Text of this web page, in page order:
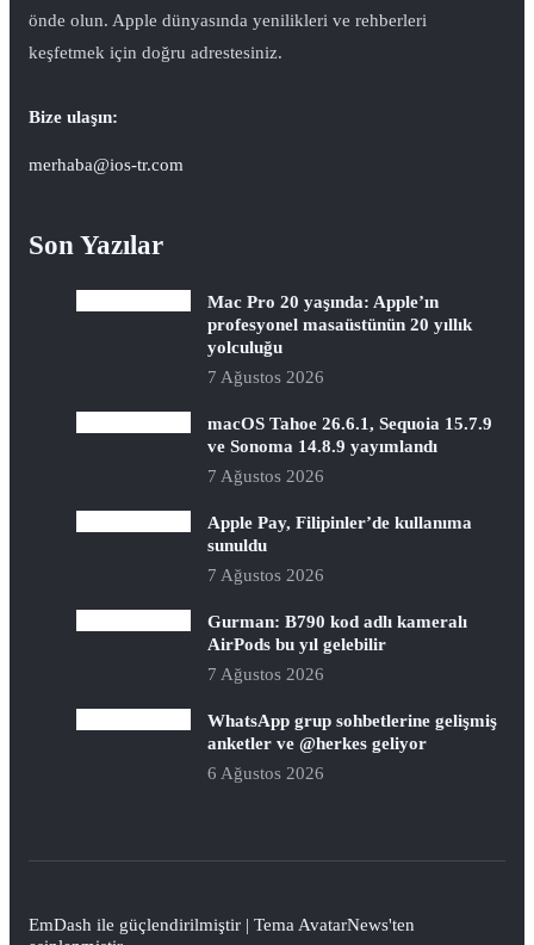
önde olun. Apple dünyasında yenilikleri ve rehberleri
keşfetmek için doğru adrestesiniz.
Bize ulaşın:
merhaba@ios-tr.com
Son Yazılar
Mac Pro 20 yaşında: Apple’ın
profesyonel masaüstünün 20 yıllık
yolculuğu
7 Ağustos 2026
macOS Tahoe 26.6.1, Sequoia 15.7.9
ve Sonoma 14.8.9 yayımlandı
7 Ağustos 2026
Apple Pay, Filipinler’de kullanıma
sunuldu
7 Ağustos 2026
Gurman: B790 kod adlı kameralı
AirPods bu yıl gelebilir
7 Ağustos 2026
WhatsApp grup sohbetlerine gelişmiş
anketler ve @herkes geliyor
6 Ağustos 2026
EmDash ile güçlendirilmiştir | Tema AvatarNews'ten